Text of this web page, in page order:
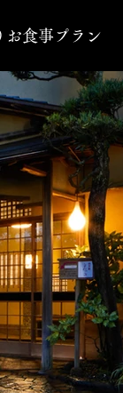
お食事プラン